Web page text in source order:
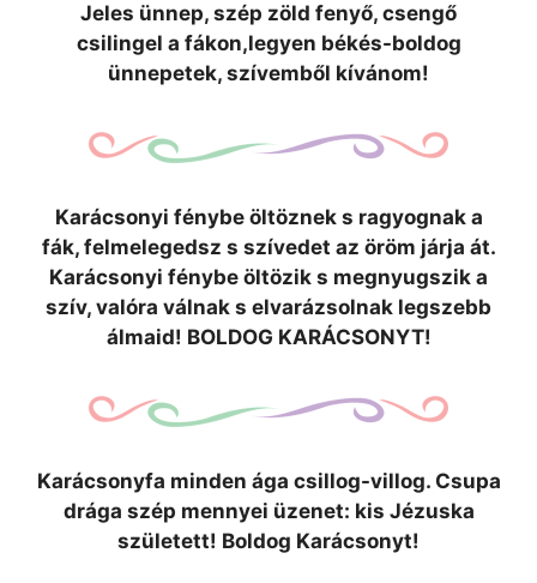
Jeles ünnep, szép zöld fenyő, csengő
csilingel a fákon,legyen békés-boldog
ünnepetek, szívemből kívánom!
Karácsonyi fénybe öltöznek s ragyognak a
fák, felmelegedsz s szívedet az öröm járja át.
Karácsonyi fénybe öltözik s megnyugszik a
szív, valóra válnak s elvarázsolnak legszebb
álmaid! BOLDOG KARÁCSONYT!
Karácsonyfa minden ága csillog-villog. Csupa
drága szép mennyei üzenet: kis Jézuska
született! Boldog Karácsonyt!